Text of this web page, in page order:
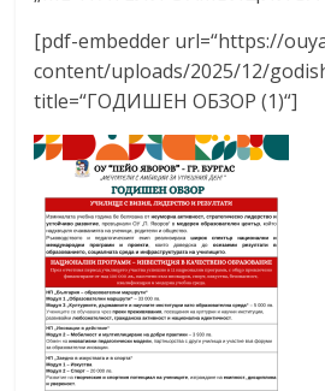
[pdf-embedder url=“https://
content/uploads/2025/12/
title=“ГОДИШЕН ОБЗОР (1)“]